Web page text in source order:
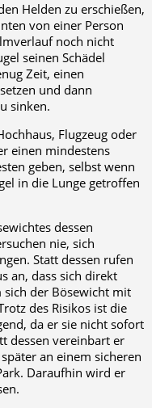
Helden zu erschießen,
von einer Person
noch nicht
seinen Schädel
Zeit, einen
und dann
sinken.
Flugzeug oder
einen mindestens
geben, selbst wenn
in die Lunge getroffen
dessen
nie, sich
Statt dessen rufen
an, dass sich direkt
der Bösewicht mit
des Risikos ist die
da er sie nicht sofort
dessen vereinbart er
an einem sicheren
Daraufhin wird er